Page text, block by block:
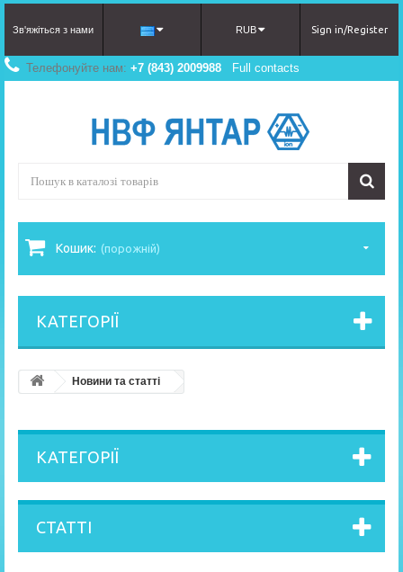
Sign in/Register
RUB
Зв'яжіться з нами
Телефонуйте нам: +7 (843) 2009988 Full contacts
Кошик: (порожній)
КАТЕГОРІЇ
Новини та статті
КАТЕГОРІЇ
CТАТТІ